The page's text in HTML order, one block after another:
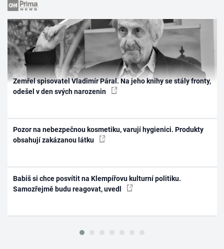
Zemřel spisovatel Vladimír Páral. Na jeho knihy se stály fronty,
odešel v den svých narozenin
Pozor na nebezpečnou kosmetiku, varují hygienici. Produkty
obsahují zakázanou látku
Babiš si chce posvítit na Klempířovu kulturní politiku.
Samozřejmě budu reagovat, uvedl